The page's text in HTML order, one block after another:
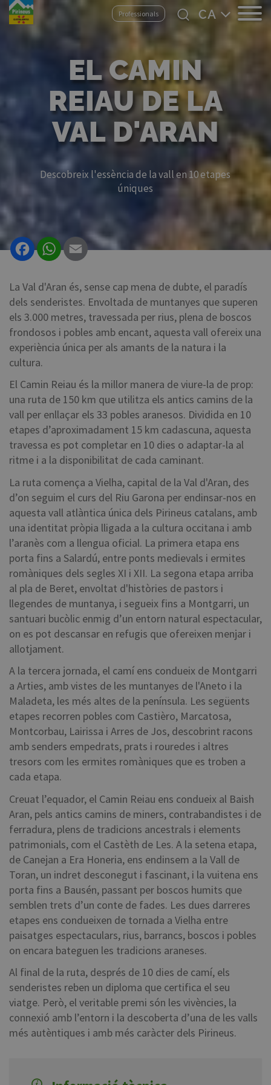
Vés
contingut
Professionals
Select
your
EL CAMIN
REIAU DE LA
VAL D'ARAN
Descobreix l'essència de la vall en 10 etapes
úniques
FacebookWhatsApp
Email
La Val d'Aran és, sense cap mena de dubte, el paradís
dels senderistes. Envoltada de muntanyes que superen
els 3.000 metres, travessada per rius, plena de boscos
frondosos i pobles amb encant, aquesta vall ofereix una
experiència única per als amants de la natura i la
cultura.
El Camin Reiau és la millor manera de viure-la de prop:
una ruta de 150 km que utilitza els antics camins de la
vall per enllaçar els 33 pobles aranesos. Dividida en 10
etapes d’aproximadament 15 km cadascuna, aquesta
travessa es pot completar en 10 dies o adaptar-la al
ritme i a la disponibilitat de cada caminant.
La ruta comença a Vielha, capital de la Val d'Aran, des
d’on seguim el curs del Riu Garona per endinsar-nos en
aquesta vall atlàntica única dels Pirineus catalans, amb
una identitat pròpia lligada a la cultura occitana i amb
l’aranès com a llengua oficial. La primera etapa ens
porta fins a Salardú, entre ponts medievals i ermites
romàniques dels segles XI i XII. La segona etapa arriba
al pla de Beret, envoltat d'històries de pastors i
llegendes de muntanya, i segueix fins a Montgarri, un
santuari bucòlic enmig d’un entorn natural espectacular,
on es pot descansar en refugis que ofereixen menjar i
allotjament.
A la tercera jornada, el camí ens condueix de Montgarri
a Arties, amb vistes de les muntanyes de l'Aneto i la
Maladeta, les més altes de la península. Les següents
etapes recorren pobles com Castièro, Marcatosa,
Montcorbau, Lairissa i Arres de Jos, descobrint racons
amb senders empedrats, prats i rouredes i altres
tresors com les ermites romàniques que es troben a
cada etapa.
Creuat l’equador, el Camin Reiau ens condueix al Baish
Aran, pels antics camins de miners, contrabandistes i de
ferradura, plens de tradicions ancestrals i elements
patrimonials, com el Castèth de Les. A la setena etapa,
de Canejan a Era Honeria, ens endinsem a la Vall de
Toran, un indret desconegut i fascinant, i la vuitena ens
porta fins a Bausén, passant per boscos humits que
semblen trets d’un conte de fades. Les dues darreres
etapes ens condueixen de tornada a Vielha entre
paisatges espectaculars, rius, barrancs, boscos i pobles
on encara bateguen les tradicions araneses.
Al final de la ruta, després de 10 dies de camí, els
senderistes reben un diploma que certifica el seu
viatge. Però, el veritable premi són les vivències, la
connexió amb l’entorn i la descoberta d’una de les valls
més autèntiques i amb més caràcter dels Pirineus.